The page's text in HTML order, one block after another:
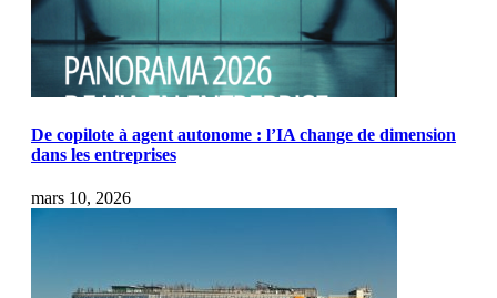
De copilote à agent autonome : l’IA change de dimension
dans les entreprises
mars 10, 2026